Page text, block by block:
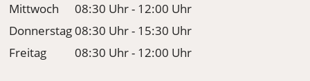
Mittwoch
08:30 Uhr - 12:00 Uhr
Donnerstag08:30 Uhr - 15:30 Uhr
Freitag
08:30 Uhr - 12:00 Uhr